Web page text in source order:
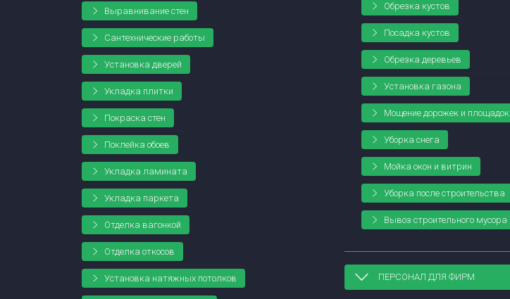
Выравнивание стен
Сантехнические работы
Установка дверей
Укладка плитки
Покраска стен
Поклейка обоев
Укладка ламината
Укладка паркета
Отделка вагонкой
Отделка откосов
Установка натяжных потолков
Обрезка кустов
Посадка кустов
Обрезка деревьев
Установка газона
Мощение дорожек и площадок
Уборка снега
Мойка окон и витрин
Уборка после строительства
Вывоз строительного мусора
ПЕРСОНАЛ ДЛЯ ФИРМ